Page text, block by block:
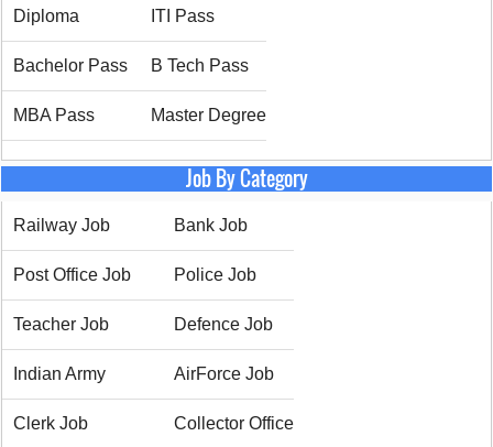
Diploma ITI Pass
Bachelor Pass B Tech Pass
MBA Pass Master Degree
Job By Category
Railway Job Bank Job
Post Office Job Police Job
Teacher Job Defence Job
Indian Army AirForce Job
Clerk Job Collector Office